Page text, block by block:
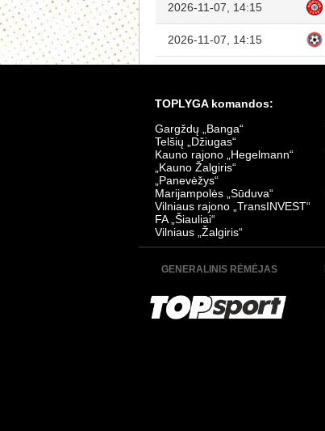
2026-11-07, 14:15
2026-11-07, 14:15
TOPLYGA komandos:
Gargždų „Banga“
Telšių „Džiugas“
Kauno rajono „Hegelmann“
„Kauno Žalgiris“
„Panevėžys“
Marijampolės „Sūduva“
Vilniaus rajono „TransINVEST“
FA „Šiauliai“
Vilniaus „Žalgiris“
GENERALINIS RĖMĖJAS